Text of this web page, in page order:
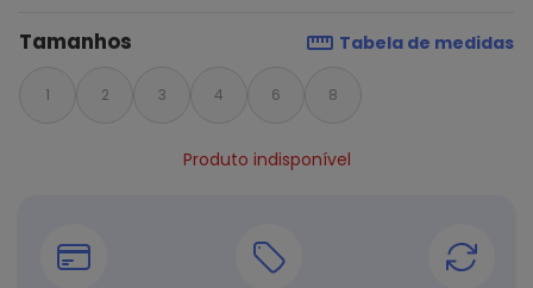
Tamanhos Tabela de medidas
1 2 3 4 6 8
Produto indisponível